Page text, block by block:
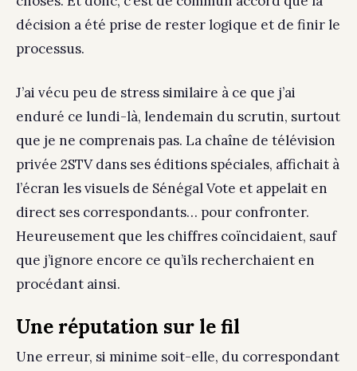
décision a été prise de rester logique et de finir le
processus.
J’ai vécu peu de stress similaire à ce que j’ai
enduré ce lundi-là, lendemain du scrutin, surtout
que je ne comprenais pas. La chaîne de télévision
privée 2STV dans ses éditions spéciales, affichait à
l’écran les visuels de Sénégal Vote et appelait en
direct ses correspondants… pour confronter.
Heureusement que les chiffres coïncidaient, sauf
que j’ignore encore ce qu’ils recherchaient en
procédant ainsi.
Une réputation sur le fil
Une erreur, si minime soit-elle, du correspondant